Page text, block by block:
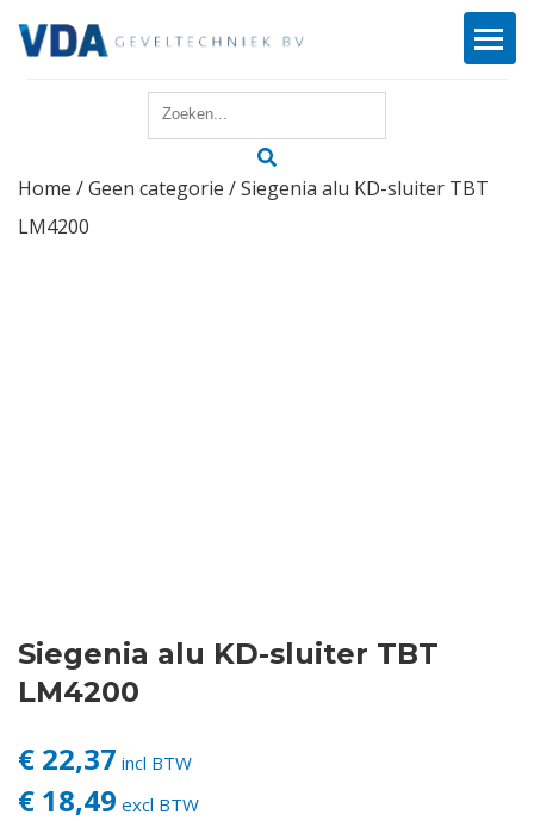
Reparatie
Login
Home /Geen categorie / Siegenia alu KD-sluiter TBT
LM4200
Siegenia alu KD-sluiter TBT
LM4200
€ 22,37 incl BTW
€ 18,49 excl BTW